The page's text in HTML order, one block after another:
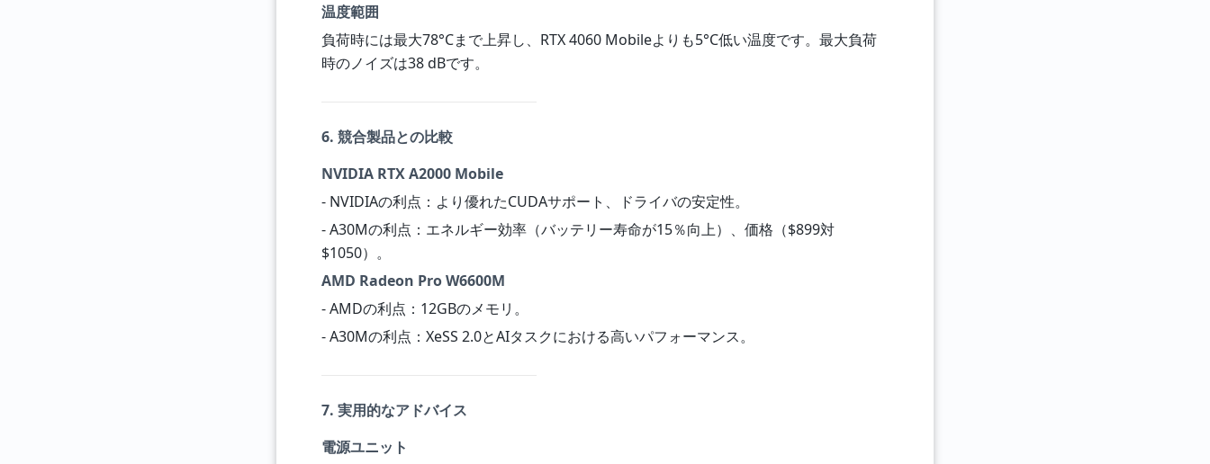
温度範囲
負荷時には最大78°Cまで上昇し、RTX 4060 Mobileよりも5°C低い温度です。最大負荷
時のノイズは38 dBです。
6. 競合製品との比較
NVIDIA RTX A2000 Mobile
- NVIDIAの利点：より優れたCUDAサポート、ドライバの安定性。
- A30Mの利点：エネルギー効率（バッテリー寿命が15％向上）、価格（$899対
$1050）。
AMD Radeon Pro W6600M
- AMDの利点：12GBのメモリ。
- A30Mの利点：XeSS 2.0とAIタスクにおける高いパフォーマンス。
7. 実用的なアドバイス
電源ユニット